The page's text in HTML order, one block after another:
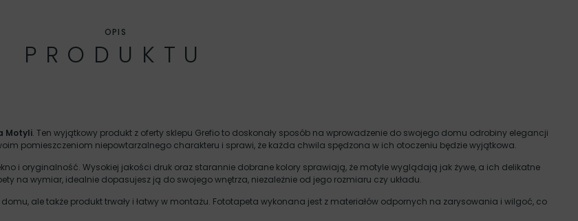
OPIS
PRODUKTU
Motyli. Ten wyjątkowy produkt z oferty sklepu Grefio to doskonały sposób na wprowadzenie do swojego domu odrobiny elegancji
pomieszczeniom niepowtarzalnego charakteru i sprawi, że każda chwila spędzona w ich otoczeniu będzie wyjątkowa.
i oryginalność. Wysokiej jakości druk oraz starannie dobrane kolory sprawiają, że motyle wyglądają jak żywe, a ich delikatne
na wymiar, idealnie dopasujesz ją do swojego wnętrza, niezależnie od jego rozmiaru czy układu.
ale także produkt trwały i łatwy w montażu. Fototapeta wykonana jest z materiałów odpornych na zarysowania i wilgoć, co